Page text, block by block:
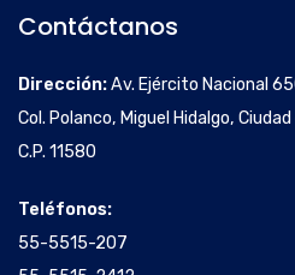
Contáctanos
Dirección:Av. Ejército Nacional
Col. Polanco, Miguel Hidalgo,
C.P. 11580
Teléfonos:
55-5515-207